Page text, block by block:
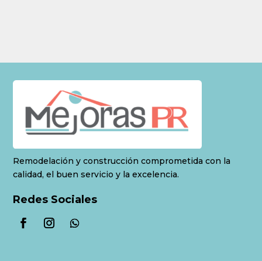
Remodelación y construcción comprometida con la
calidad, el buen servicio y la excelencia.
Redes Sociales